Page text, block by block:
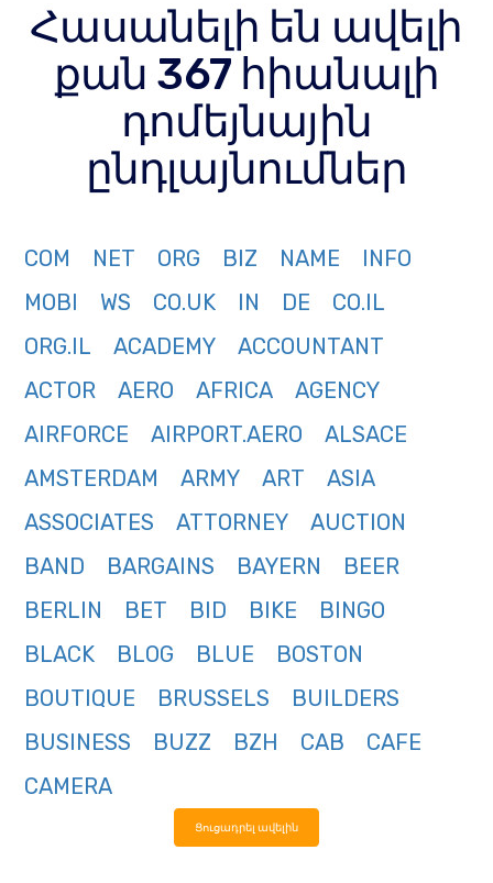
Հասանելի են ավելի
քան 367 հիանալի
դոմեյնային
ընդլայնումներ
COM NET ORG BIZ NAME
INFO
MOBI
WS CO.UK IN DE
CO.IL
ORG.IL
ACADEMY
ACCOUNTANT
ACTOR
AERO AFRICA
AGENCY
AIRFORCE
AIRPORT.AERO
ALSACE
AMSTERDAM
ARMY ART
ASIA
ASSOCIATES
ATTORNEY
AUCTION
BAND
BARGAINS BAYERN
BEER
BERLIN
BET BID BIKE
BINGO
BLACK
BLOG BLUE
BOSTON
BOUTIQUE
BRUSSELS
BUILDERS
BUSINESS
BUZZ BZH CAB
CAFE
CAMERA
Ցուցադրել ավելին